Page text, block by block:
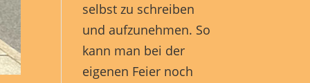
selbst zu schreiben
und aufzunehmen. So
kann man bei der
eigenen Feier noch
und
die